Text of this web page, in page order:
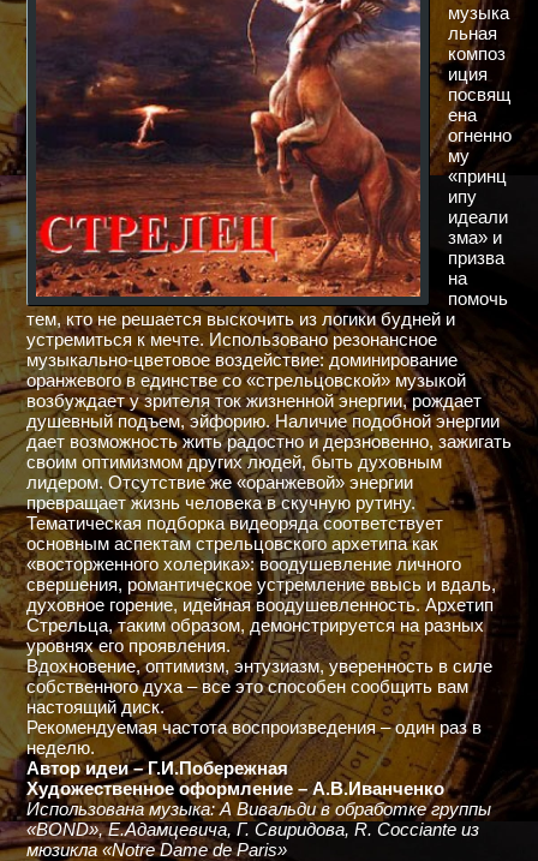
музыка
льная
композ
иция
посвящ
ена
огненно
му
«принц
ипу
идеали
зма» и
призва
на
помочь
тем, кто не решается выскочить из логики будней и
устремиться к мечте. Использовано резонансное
музыкально-цветовое воздействие: доминирование
оранжевого в единстве со «стрельцовской» музыкой
возбуждает у зрителя ток жизненной энергии, рождает
душевный подъем, эйфорию. Наличие подобной энергии
дает возможность жить радостно и дерзновенно, зажигать
своим оптимизмом других людей, быть духовным
лидером. Отсутствие же «оранжевой» энергии
превращает жизнь человека в скучную рутину.
Тематическая подборка видеоряда соответствует
основным аспектам стрельцовского архетипа как
«восторженного холерика»: воодушевление личного
свершения, романтическое устремление ввысь и вдаль,
духовное горение, идейная воодушевленность. Архетип
Стрельца, таким образом, демонстрируется на разных
уровнях его проявления.
Вдохновение, оптимизм, энтузиазм, уверенность в силе
собственного духа – все это способен сообщить вам
настоящий диск.
Рекомендуемая частота воспроизведения – один раз в
неделю.
Автор идеи – Г.И.Побережная
Художественное оформление – А.В.Иванченко
Использована музыка: А Вивальди в обработке группы
«BOND», Е.Адамцевича, Г. Свиридова, R. Cocciante из
мюзикла «Notre Dame de Paris»